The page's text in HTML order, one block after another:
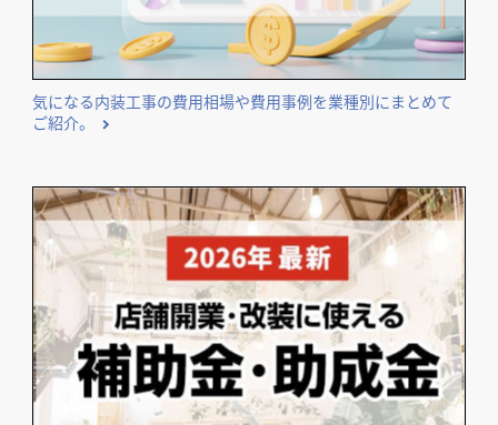
気になる内装工事の費用相場や費用事例を業種別にまとめて
ご紹介。